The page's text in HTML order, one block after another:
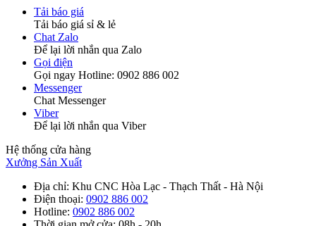
Tải báo giá
Tải báo giá sỉ & lẻ
Chat Zalo
Để lại lời nhắn qua Zalo
Gọi điện
Gọi ngay Hotline: 0902 886 002
Messenger
Chat Messenger
Viber
Để lại lời nhắn qua Viber
Hệ thống cửa hàng
Xưởng Sản Xuất
Địa chỉ: Khu CNC Hòa Lạc - Thạch Thất - Hà Nội
Điện thoại: 0902 886 002
Hotline: 0902 886 002